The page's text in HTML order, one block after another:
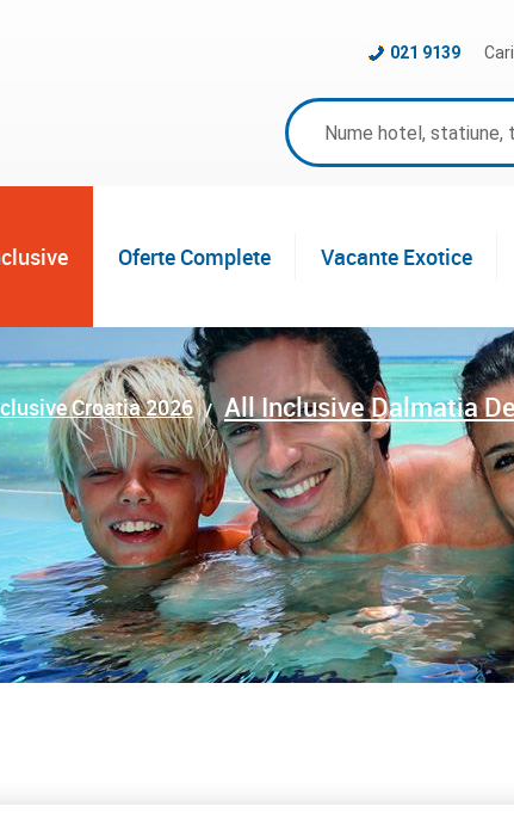
021 9139
Oferte Complete Vacante Exotice
Croatia 2026 All Inclusive Dalmatia